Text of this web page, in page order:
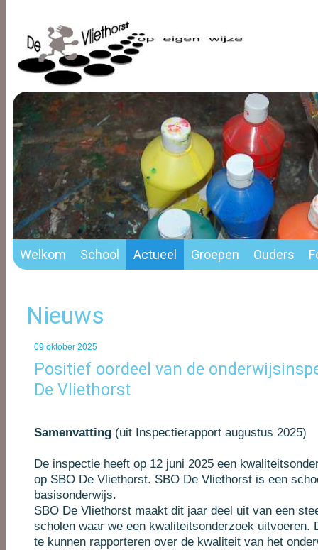
Welkom School Actueel Groepen Ouders
Nieuws
09 oktober 2025
Positief oordeel van de
De Vliethorst
Samenvatting (uit Inspectierapport augustus 2025)
De inspectie heeft op 12 juni 2025 een
op SBO De Vliethorst. SBO De Vliethorst is een
basisonderwijs.
SBO De Vliethorst maakt dit jaar deel uit van een
scholen waar we een kwaliteitsonderzoek uitvoeren.
te kunnen rapporteren over de kwaliteit van het